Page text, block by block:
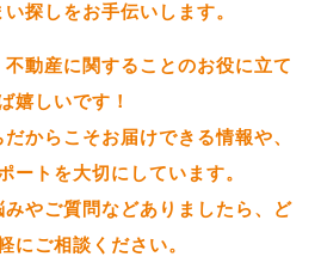
探しをお手伝いします。
動産に関することのお役に立て
嬉しいです！
からこそお届けできる情報や、
ートを大切にしています。
やご質問などありましたら、ど
にご相談ください。